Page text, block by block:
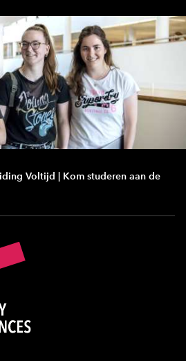
Voltijd | Kom studeren aan de